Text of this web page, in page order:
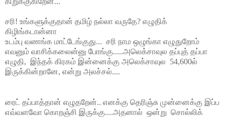
சரி! உங்களுக்குதான் தமிழ் நல்லா வருதே? எழுதிக்
கிழிங்கடான்னா
உடம்பு வணங்க மாட்டேங்குது... சரி நாம ஒழுங்கா எழுதுறோம்
எவனும் வாசிக்கலைன்னு போங்கு.....அலெக்சாவுல தப்புத் தப்பா
எழுதி, இந்தக் கிரகம் இன்னைக்கு அலெக்சாவுல 54,600ல்
இருக்கின்றானே, என்று அலச்சல்....
ரைட் தப்பாத்தான் எழுதறேன்.. எனக்கு தெரிஞ்சு முன்னைக்கு இப்ப
எவ்வளவோ கொறஞ்சி இருக்கு....அதனால் ஒன்று சொல்லிக்